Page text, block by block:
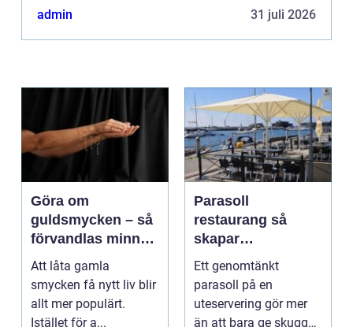
matlagningen och klä...
admin 31 juli 2026
Göra om
guldsmycken – så
förvandlas minnen
till nya favoriter
Att låta gamla
smycken få nytt liv blir
allt mer populärt.
Istället för a...
Parasoll
restaurang så
skapar
uteserveringen rätt
känsla året runt
Ett genomtänkt
parasoll på en
uteservering gör mer
än att bara ge skugga.